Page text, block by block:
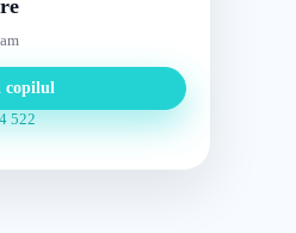
copilul
522